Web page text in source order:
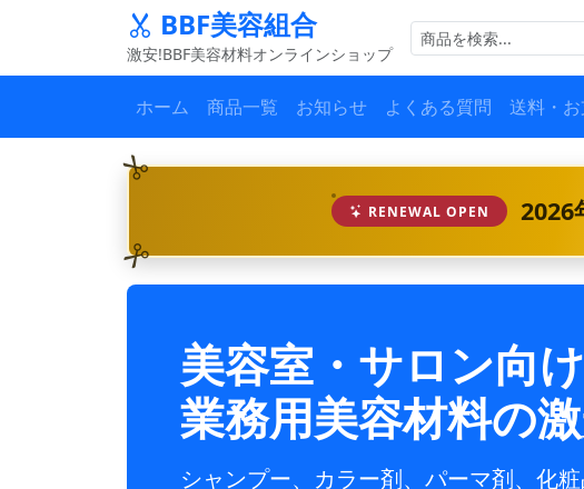
BBF美容組合
激安!BBF美容材料オンラインショップ
ホーム 商品一覧 お知らせ よくある質問 送料・
RENEWAL OPEN 2026
美容室・サロン向け
業務用美容材料の
シャンプー、カラー剤、パーマ剤、化